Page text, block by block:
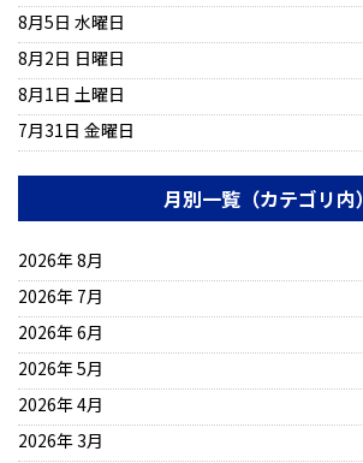
8月5日 水曜日
8月2日 日曜日
8月1日 土曜日
7月31日 金曜日
月別一覧（カテゴリ内）
2026年 8月
2026年 7月
2026年 6月
2026年 5月
2026年 4月
2026年 3月